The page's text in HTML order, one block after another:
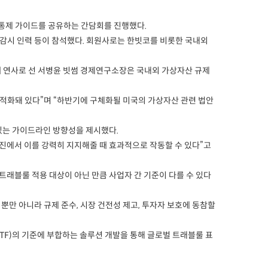
가이드를 공유하는 간담회를 진행했다.
인력 등이 참석했다. 회원사로는 한빗코를 비롯한 국내외
사로 선 서병윤 빗썸 경제연구소장은 국내외 가상자산 규제
돼 있다”며 “하반기에 구체화될 미국의 가상자산 관련 법안
가이드라인 방향성을 제시했다.
서 이를 강력히 지지해줄 때 효과적으로 작동할 수 있다”고
블룰 적용 대상이 아닌 만큼 사업자 간 기준이 다를 수 있다
만 아니라 규제 준수, 시장 건전성 제고, 투자자 보호에 동참할
의 기준에 부합하는 솔루션 개발을 통해 글로벌 트래블룰 표